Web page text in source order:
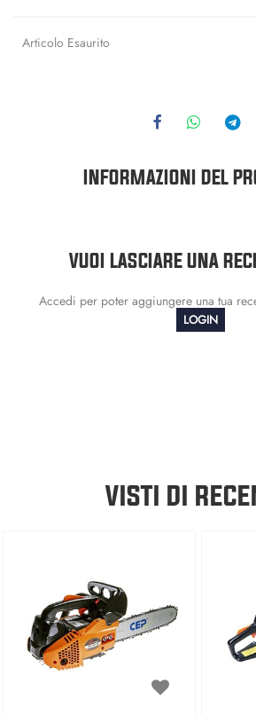
Articolo Esaurito
INFORMAZIONI DEL
VUOI LASCIARE UNA
Accedi per poter aggiungere una tua
LOGIN
VISTI DI